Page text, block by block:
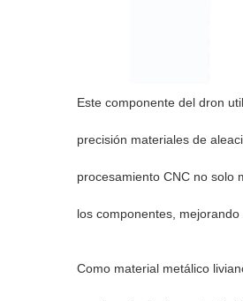
Este componente del dron
precisión materiales de
procesamiento CNC no solo
los componentes,
Como material metálico